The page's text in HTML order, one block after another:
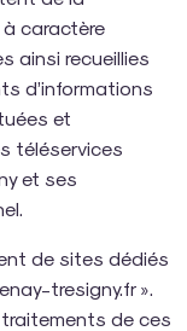
caractère
ainsi recueillies
d’informations
et
téléservices
et ses
de sites dédiés
tresigny.fr ».
de ces